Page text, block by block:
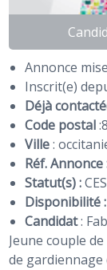
Annonce
Inscrit(e)
Déjà
Code postal:
Ville:
Réf. Annonce
Statut(s) :
Disponibilité :
Candidat:
Jeune couple
de